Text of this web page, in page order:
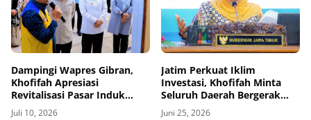
Dampingi Wapres Gibran,
Khofifah Apresiasi
Revitalisasi Pasar Induk
Banyuwangi
Juli 10, 2026
Jatim Perkuat Iklim
Investasi, Khofifah Minta
Seluruh Daerah Bergerak
Bersama
Juni 25, 2026